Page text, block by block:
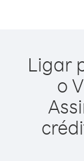
Ligar
o